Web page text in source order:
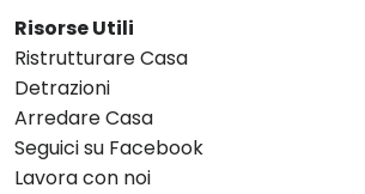
Risorse Utili
Ristrutturare Casa
Detrazioni
Arredare Casa
Seguici su Facebook
Lavora con noi